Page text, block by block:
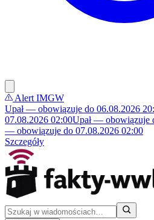
Alert IMGW
Upał — obowiązuje do 06.08.2026
07.08.2026 02:00Upał — obowiązuje
— obowiązuje do 07.08.2026 02:00
Szczegóły